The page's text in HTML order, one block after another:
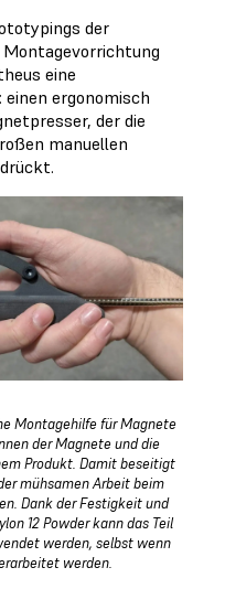
der
eine
einen ergonomisch
der die
manuellen
Montagehilfe für Magnete
der Magnete und die
Produkt. Damit beseitigt
mühsamen Arbeit beim
Dank der Festigkeit und
12 Powder kann das Teil
werden, selbst wenn
werden.